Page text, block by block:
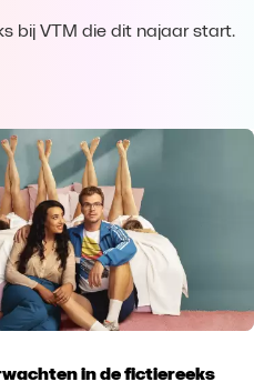
bij VTM die dit najaar start.
in de fictiereeks